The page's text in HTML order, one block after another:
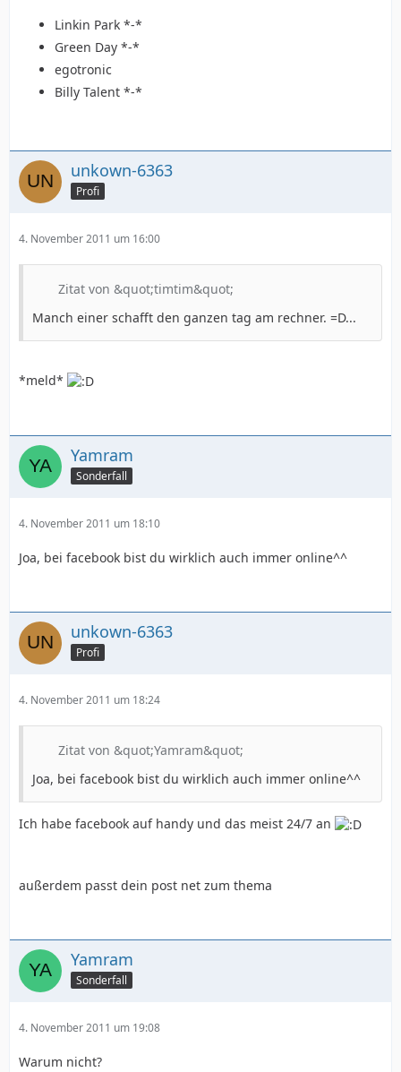
Linkin Park *-*
Green Day *-*
egotronic
Billy Talent *-*
unkown-6363
Profi
4. November 2011 um 16:00
Zitat von &quot;timtim&quot;
Manch einer schafft den ganzen tag am rechner. =D...
*meld*
Yamram
Sonderfall
4. November 2011 um 18:10
Joa, bei facebook bist du wirklich auch immer online^^
unkown-6363
Profi
4. November 2011 um 18:24
Zitat von &quot;Yamram&quot;
Joa, bei facebook bist du wirklich auch immer online^^
Ich habe facebook auf handy und das meist 24/7 an
außerdem passt dein post net zum thema
Yamram
Sonderfall
4. November 2011 um 19:08
Warum nicht?